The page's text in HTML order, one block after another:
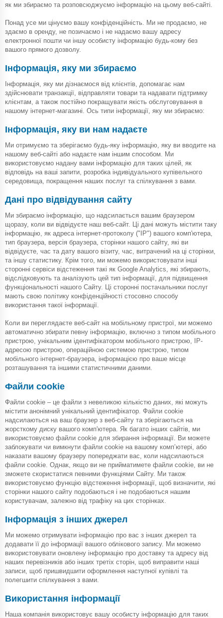
як ми збираємо та розповсюджуємо інформацію на цьому веб-сайті.
Понад усе ми цінуємо вашу конфіденційність. Ми не продаємо, не
здаємо в оренду, не позичаємо і не надаємо вашу адресу
електронної пошти чи іншу особисту інформацію будь-кому без
вашого прямого дозволу.
Інформація, яку ми збираємо
Інформація, яку ми дізнаємося від клієнтів, допомагає нам
здійснювати транзакції, відправляти товари та надавати підтримку
клієнтам, а також постійно покращувати якість обслуговування в
нашому інтернет-магазині. Ось типи інформації, яку ми збираємо:
Інформація, яку ви нам надаєте
Ми отримуємо та зберігаємо будь-яку інформацію, яку ви вводите на
нашому веб-сайті або надаєте нам іншим способом. Ми
використовуємо надану вами інформацію для таких цілей, як
відповідь на ваші запити, розробка індивідуального купівельного
середовища, покращення наших послуг та спілкування з вами.
Дані про відвідування сайту
Ми збираємо інформацію, що надсилається вашим браузером
щоразу, коли ви відвідуєте наш веб-сайт. Ці дані можуть містити таку
інформацію, як адреса інтернет-протоколу ("IP") вашого комп'ютера,
тип браузера, версія браузера, сторінки нашого сайту, які ви
відвідуєте, час та дату вашого візиту, час, витрачений на ці сторінки,
та іншу статистику. Крім того, ми можемо використовувати інші
сторонні сервіси відстеження такі як Google Analytics, які збирають,
відслідковують та аналізують цей тип інформації, для підвищення
функціональності нашого Сайту. Ці сторонні постачальники послуг
мають свою політику конфіденційності стосовно способу
використання такої інформації.
Коли ви переглядаєте веб-сайт на мобільному пристрої, ми можемо
автоматично збирати певну інформацію, включно з типом мобільного
пристрою, унікальним ідентифікатором мобільного пристрою, IP-
адресою пристрою, операційною системою пристрою, типом
мобільного інтернет-браузера, інформацією про ваше місце
розташування та іншими статистичними даними.
Файли cookie
Файли cookie – це файли з невеликою кількістю даних, які можуть
містити анонімний унікальний ідентифікатор. Файли cookie
надсилаються на ваш браузер з веб-сайту та зберігаються на
жорсткому диску вашого комп'ютера. Як багато інших сайтів, ми
використовуємо файли cookie для збирання інформації. Ви можете
заблокувати чи вимкнути файли cookie на вашому комп’ютері, або
наказати вашому браузеру попереджати вас, коли надсилаються
файли cookie. Однак, якщо ви не прийматимете файли cookie, ви не
зможете скористатися певними функціями Сайту. Ми також
використовуємо функцію відстеження інформації, щоб визначити, які
сторінки нашого сайту подобаються і не подобаються нашим
користувачам, залежно від трафіку на цих сторінках.
Інформація з інших джерел
Ми можемо отримувати інформацію про вас з інших джерел та
додавати її до інформації вашого облікового запису. Ми можемо
використовувати оновлену інформацію про доставку та адресу від
наших перевізників або інших третіх сторін, щоб виправити наші
записи, щоб пришвидшити оформлення наступної купівлі та
полегшити спілкування з вами.
Використання інформації
Наша компанія використовує вашу особисту інформацію для таких